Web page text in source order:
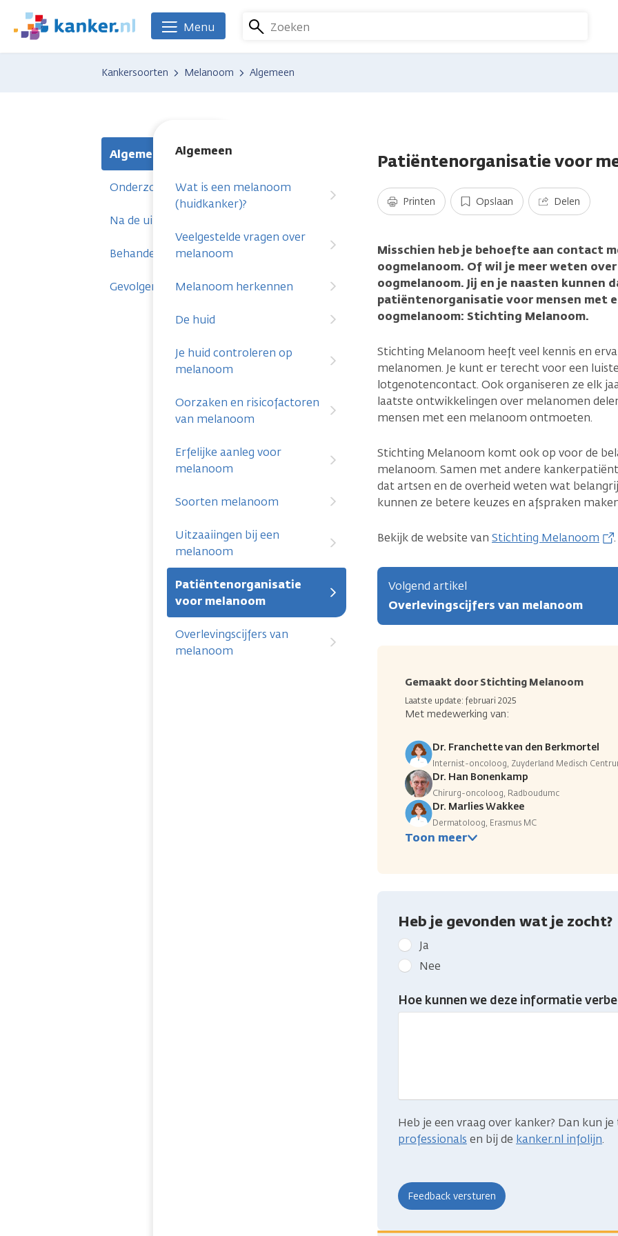
naar
We
zijn
Zoeken
Menu
Kankersoorten Melanoom Algemeen
Algemeen Algemeen
Wat is een melanoom
(huidkanker)?
Veelgestelde vragen over
melanoom
Melanoom herkennen
De huid
Je huid controleren op
melanoom
Oorzaken en risicofactoren
van melanoom
Erfelijke aanleg voor
melanoom
Soorten melanoom
Uitzaaiingen bij een
melanoom
Patiëntenorganisatie
voor melanoom
Overlevingscijfers van
melanoom
Onderzoeken
Na de uitslag
Behandelingen
Gevolgen
Patiëntenorganisatie voor
Printen Opslaan Delen
Misschien heb je behoefte aan contact
oogmelanoom. Of wil je meer weten
oogmelanoom. Jij en je naasten kunnen
patiëntenorganisatie voor mensen met
oogmelanoom: Stichting Melanoom.
Stichting Melanoom heeft veel kennis en
melanomen. Je kunt er terecht voor een
lotgenotencontact. Ook organiseren ze elk
laatste ontwikkelingen over melanomen
mensen met een melanoom ontmoeten.
Stichting Melanoom komt ook op voor de
melanoom. Samen met andere
dat artsen en de overheid weten wat
kunnen ze betere keuzes en afspraken
Bekijk de website van Stichting Melanoom .
Volgend artikel
Overlevingscijfers van melanoom
Gemaakt door Stichting Melanoom
Laatste update: februari 2025
Met medewerking van:
Dr. Franchette van den Berkmortel
Internist-oncoloog, Zuyderland Medisch
Dr. Han Bonenkamp
Chirurg-oncoloog, Radboudumc
Dr. Marlies Wakkee
Dermatoloog, Erasmus MC
Toon meer
Heb je gevonden wat je zocht?
Geef
kanker.nl
feedback:
Heb
je
Ja
Nee
Hoe kunnen we deze informatie
Heb je een vraag over kanker? Dan kun
professionals en bij de kanker.nl infolijn.